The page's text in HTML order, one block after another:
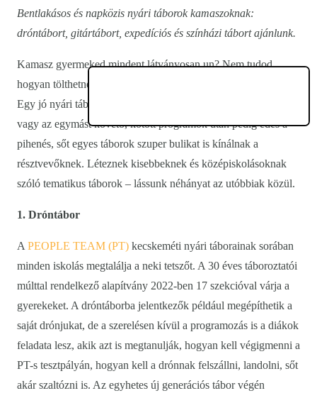
Bentlakásos és napközis nyári táborok kamaszoknak:
dróntábort, gitártábort, expedíciós és színházi tábort ajánlunk.
Kamasz gyermeked mindent látványosan un? Nem tudod,
hogyan tölthetné értelmesen az iskolai szünidő hosszú heteit?
Egy jó nyári tábor felér egy intenzív tanfolyammal, a tanulás
vagy az egymást követő, kötött programok után pedig édes a
pihenés, sőt egyes táborok szuper bulikat is kínálnak a
résztvevőknek. Léteznek kisebbeknek és középiskolásoknak
szóló tematikus táborok – lássunk néhányat az utóbbiak közül.
1. Dróntábor
APEOPLE TEAM (PT) kecskeméti nyári táborainak sorában
minden iskolás megtalálja a neki tetszőt. A 30 éves táboroztatói
múlttal rendelkező alapítvány 2022-ben 17 szekcióval várja a
gyerekeket. A dróntáborba jelentkezők például megépíthetik a
saját drónjukat, de a szerelésen kívül a programozás is a diákok
feladata lesz, akik azt is megtanulják, hogyan kell végigmenni a
PT-s tesztpályán, hogyan kell a drónnak felszállni, landolni, sőt
akár szaltózni is. Az egyhetes új generációs tábor végén